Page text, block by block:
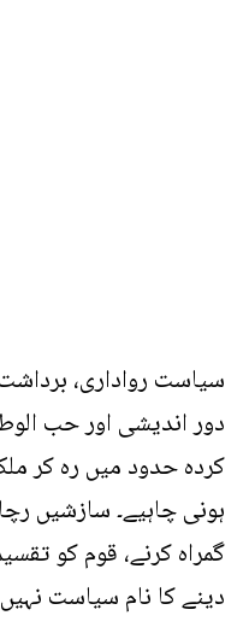
سیاست رواداری،
دور اندیشی اور حب
کردہ حدود میں رہ کر
ہونی چاہیے۔ سازشیں
گمراہ کرنے، قوم کو
دینے کا نام سیاست